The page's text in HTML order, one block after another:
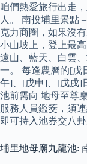
咱們熱愛旅行出走
人。 南投埔里景點
克力商圈，如果沒
小山坡上，登上最
遠山、藍天、白雲
一。 每逢農曆的[戊
午]、[戊申]、[戊戌]
池前需向 地母至尊
服務人員鑑筊，須
即可持入池券交八
埔里地母廟九龍池: